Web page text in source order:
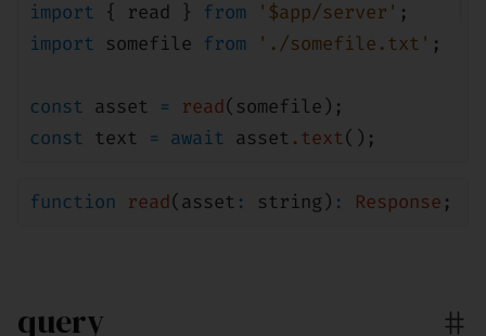
import { read } from '$app/server' ;
import
somefile from './somefile.txt' ;
const asset = read ( somefile );
const text = await asset .text();
function read(asset : string) : Response ;
query